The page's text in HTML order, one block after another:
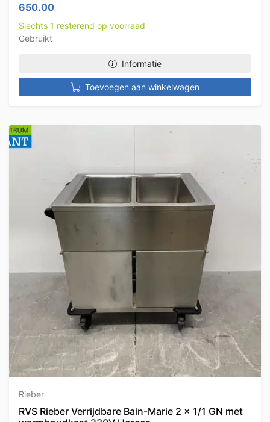
650.00
Slechts 1 resterend op voorraad
Gebruikt
Informatie
Toevoegen aan winkelwagen
Rieber
RVS Rieber Verrijdbare Bain-Marie 2 x 1/1 GN met